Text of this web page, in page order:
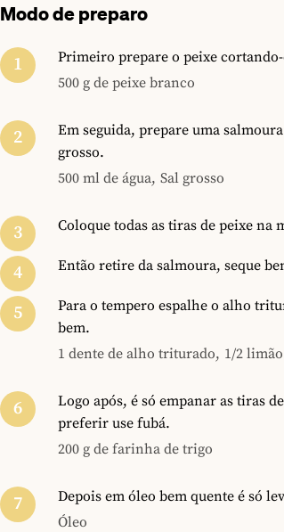
Modo de preparo
Primeiro prepare o peixe
500 g de peixe branco
Em seguida, prepare uma
grosso.
500 ml de água, Sal grosso
Coloque todas as tiras de peixe na
Então retire da salmoura, seque
Para o tempero espalhe o alho
bem.
1 dente de alho triturado, 1/2 limão
Logo após, é só empanar as tiras
preferir use fubá.
200 g de farinha de trigo
Depois em óleo bem quente é só
Óleo